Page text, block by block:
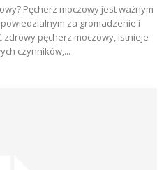
Pęcherz moczowy jest ważnym
za gromadzenie i
pęcherz moczowy, istnieje
czynników,...